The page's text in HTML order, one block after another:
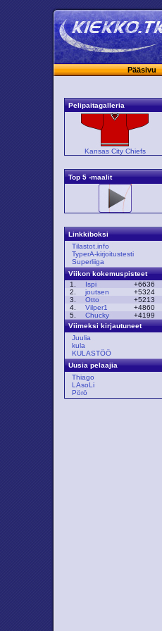
Pääsivu
Pelipaitagalleria
Kansas City Chiefs
Top 5 -maalit
Linkkiboksi
Tilastot.info
TyperA-kirjoitustesti
Superliiga
Viikon kokemuspisteet
1.
Ispi
+6636
2.
joutsen
+5324
3.
Otto
+5213
4.
Vilper1
+4860
5.
Chucky
+4199
Viimeksi kirjautuneet
Juulia
kula
KULASTÖÖ
Uusia pelaajia
Thiago
LAsoLi
Pörö